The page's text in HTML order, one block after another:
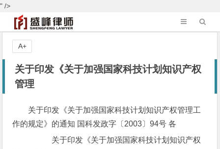
" />
关于印发《关于加强国家科技计划知识产权
管理
关于印发《关于加强国家科技计划知识产权管理工
作的规定》的通知 国科发政字〔2003〕94号 各
关于印发《关于加强国家科技计划知识产权
A+